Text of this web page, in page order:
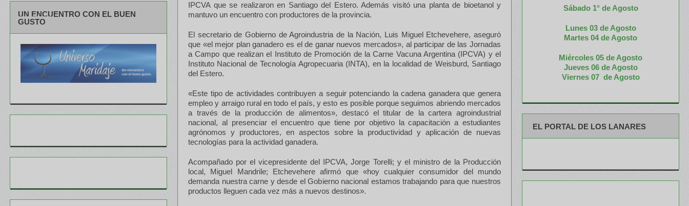
IPCVA que se realizaron en Santiago del Estero. Además visitó una planta de bioetanol y
mantuvo un encuentro con productores de la provincia.
El secretario de Gobierno de Agroindustria de la Nación, Luis Miguel Etchevehere, aseguró
que «el mejor plan ganadero es el de ganar nuevos mercados», al participar de las Jornadas
a Campo que realizan el Instituto de Promoción de la Carne Vacuna Argentina (IPCVA) y el
Instituto Nacional de Tecnología Agropecuaria (INTA), en la localidad de Weisburd, Santiago
del Estero.
«Este tipo de actividades contribuyen a seguir potenciando la cadena ganadera que genera
empleo y arraigo rural en todo el país, y esto es posible porque seguimos abriendo mercados
a través de la producción de alimentos», destacó el titular de la cartera agroindustrial
nacional, al presenciar el encuentro que tiene por objetivo la capacitación a estudiantes
agrónomos y productores, en aspectos sobre la productividad y aplicación de nuevas
tecnologías para la actividad ganadera.
Acompañado por el vicepresidente del IPCVA, Jorge Torelli; y el ministro de la Producción
local, Miguel Mandrile; Etchevehere afirmó que «hoy cualquier consumidor del mundo
demanda nuestra carne y desde el Gobierno nacional estamos trabajando para que nuestros
productos lleguen cada vez más a nuevos destinos».
UN ENCUENTRO CON EL BUEN
GUSTO
Sábado 1° de Agosto
Lunes 03 de Agosto
Martes 04 de Agosto
Miércoles 05 de Agosto
Jueves 06 de Agosto
Viernes 07 de Agosto
EL PORTAL DE LOS LANARES